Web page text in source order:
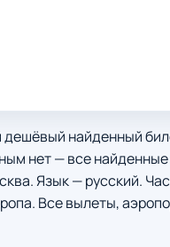
дешёвый найденный
нет — все
Язык — русский.
Все вылеты,